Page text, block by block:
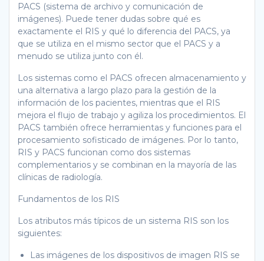
PACS (sistema de archivo y comunicación de
imágenes). Puede tener dudas sobre qué es
exactamente el RIS y qué lo diferencia del PACS, ya
que se utiliza en el mismo sector que el PACS y a
menudo se utiliza junto con él.
Los sistemas como el PACS ofrecen almacenamiento y
una alternativa a largo plazo para la gestión de la
información de los pacientes, mientras que el RIS
mejora el flujo de trabajo y agiliza los procedimientos. El
PACS también ofrece herramientas y funciones para el
procesamiento sofisticado de imágenes. Por lo tanto,
RIS y PACS funcionan como dos sistemas
complementarios y se combinan en la mayoría de las
clínicas de radiología.
Fundamentos de los RIS
Los atributos más típicos de un sistema RIS son los
siguientes:
Las imágenes de los dispositivos de imagen RIS se